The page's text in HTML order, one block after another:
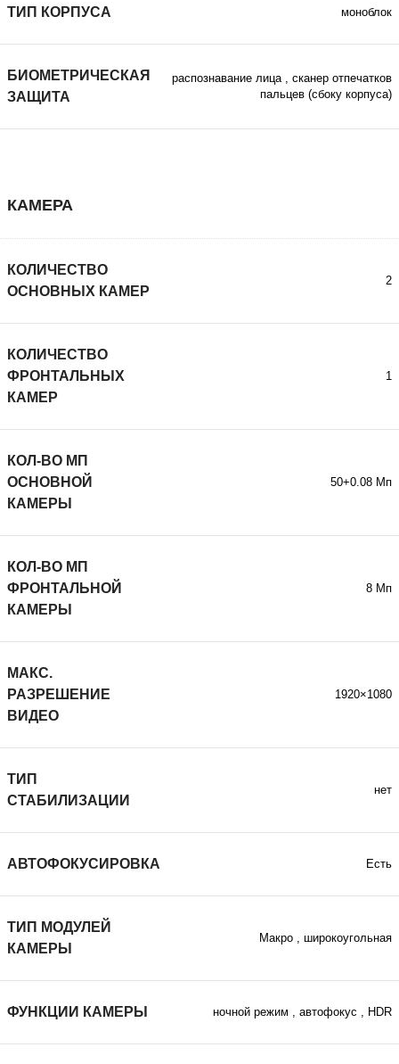
ТИП КОРПУСА моноблок
БИОМЕТРИЧЕСКАЯ
ЗАЩИТА
распознавание лица
сканер отпечатков
пальцев (сбоку корпуса)
КАМЕРА
КОЛИЧЕСТВО
ОСНОВНЫХ КАМЕР
2
КОЛИЧЕСТВО
ФРОНТАЛЬНЫХ
КАМЕР
1
КОЛ-ВО МП
ОСНОВНОЙ
КАМЕРЫ
50+0.08 Мп
КОЛ-ВО МП
ФРОНТАЛЬНОЙ
КАМЕРЫ
8 Мп
МАКС.
РАЗРЕШЕНИЕ
ВИДЕО
1920×1080
ТИП
СТАБИЛИЗАЦИИ
нет
АВТОФОКУСИРОВКА Есть
ТИП МОДУЛЕЙ
КАМЕРЫ
Макро широкоугольная
ФУНКЦИИ КАМЕРЫ ночной режим автофокус HDR